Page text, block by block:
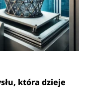
która dzieje